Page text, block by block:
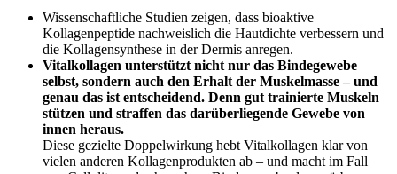
Wissenschaftliche Studien zeigen, dass bioaktive
Kollagenpeptide nachweislich die Hautdichte verbessern und
die Kollagensynthese in der Dermis anregen.
Vitalkollagen unterstützt nicht nur das Bindegewebe
selbst, sondern auch den Erhalt der Muskelmasse – und
genau das ist entscheidend. Denn gut trainierte Muskeln
stützen und straffen das darüberliegende Gewebe von
innen heraus.
Diese gezielte Doppelwirkung hebt Vitalkollagen klar von
vielen anderen Kollagenprodukten ab – und macht im Fall